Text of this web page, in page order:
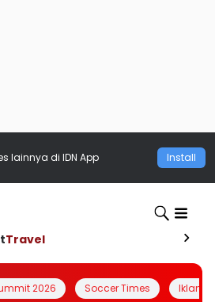
lainnya di IDN App Install
Travel
2026 Soccer Times Iklanin